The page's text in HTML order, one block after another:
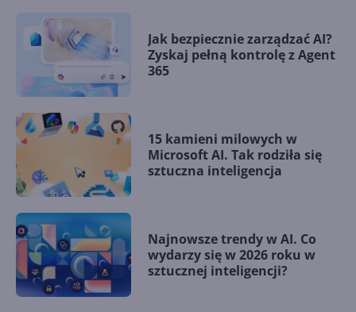
Jak bezpiecznie zarządzać AI?
Zyskaj pełną kontrolę z Agent
365
15 kamieni milowych w
Microsoft AI. Tak rodziła się
sztuczna inteligencja
Najnowsze trendy w AI. Co
wydarzy się w 2026 roku w
sztucznej inteligencji?